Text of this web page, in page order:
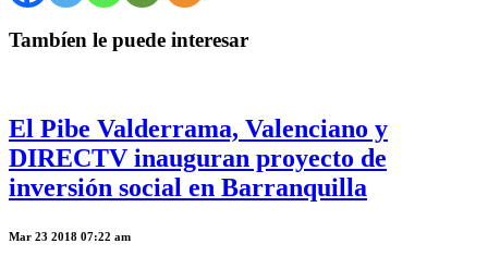
Tambíen le puede interesar
El Pibe Valderrama, Valenciano y
DIRECTV inauguran proyecto de
inversión social en Barranquilla
Mar 23 2018 07:22 am